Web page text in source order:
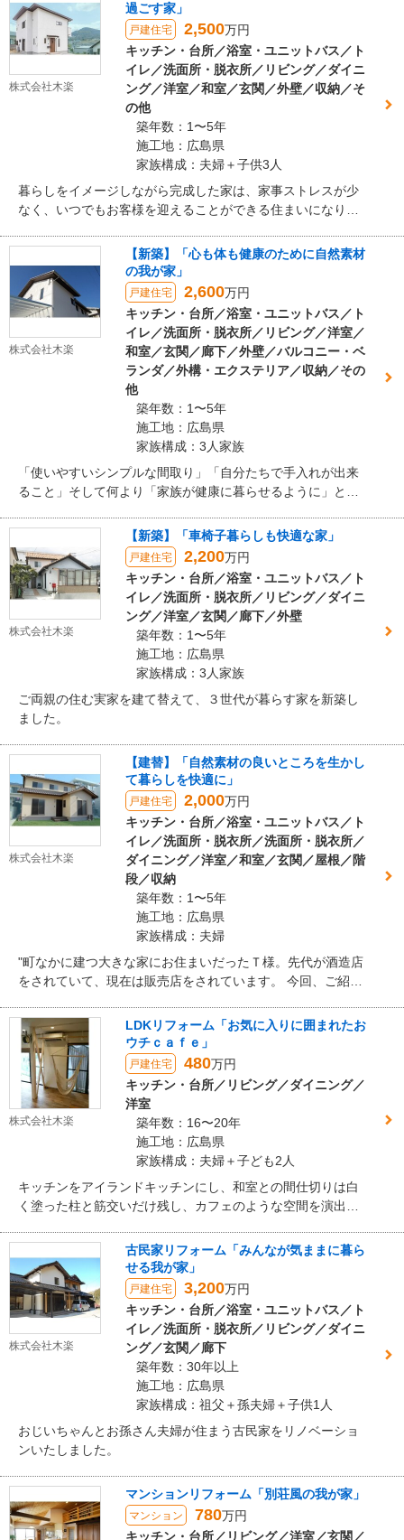
株式会社木楽
過ごす家」
戸建住宅 2,500万円
キッチン・台所／浴室・ユニットバス／ト
イレ／洗面所・脱衣所／リビング／ダイニ
ング／洋室／和室／玄関／外壁／収納／そ
の他
築年数：1〜5年
施工地：広島県
家族構成：夫婦＋子供3人
暮らしをイメージしながら完成した家は、家事ストレスが少
なく、いつでもお客様を迎えることができる住まいになりま
株式会社木楽
【新築】「心も体も健康のために自然素材
の我が家」
戸建住宅 2,600万円
キッチン・台所／浴室・ユニットバス／ト
イレ／洗面所・脱衣所／リビング／洋室／
和室／玄関／廊下／外壁／バルコニー・ベ
ランダ／外構・エクステリア／収納／その
他
築年数：1〜5年
施工地：広島県
家族構成：3人家族
「使いやすいシンプルな間取り」「自分たちで手入れが出来
ること」そして何より「家族が健康に暮らせるように」とい
りとなりました。
株式会社木楽
【新築】「車椅子暮らしも快適な家」
戸建住宅 2,200万円
キッチン・台所／浴室・ユニットバス／ト
イレ／洗面所・脱衣所／リビング／ダイニ
ング／洋室／玄関／廊下／外壁
築年数：1〜5年
施工地：広島県
家族構成：3人家族
ご両親の住む実家を建て替えて、３世代が暮らす家を新築し
ました。
株式会社木楽
【建替】「自然素材の良いところを生かし
て暮らしを快適に」
戸建住宅 2,000万円
キッチン・台所／浴室・ユニットバス／ト
イレ／洗面所・脱衣所／洗面所・脱衣所／
ダイニング／洋室／和室／玄関／屋根／階
段／収納
築年数：1〜5年
施工地：広島県
家族構成：夫婦
"町なかに建つ大きな家にお住まいだったＴ様。先代が酒造店
をされていて、現在は販売店をされています。 今回、ご紹介
も広いお住まいにご夫婦二人とワンちゃんと過ごすことが多
く、生活で使用している部屋は限られていました。使われて
いない部屋や隣接する蔵には、昔からの道具や骨董がたくさ
んありました。 いつもお会いする時には、暮らしが快適にな
りました。と笑顔でお話しして頂いています。"
株式会社木楽
LDKリフォーム「お気に入りに囲まれたお
ウチｃａｆｅ」
戸建住宅 480万円
キッチン・台所／リビング／ダイニング／
洋室
築年数：16〜20年
施工地：広島県
家族構成：夫婦＋子ども2人
キッチンをアイランドキッチンにし、和室との間仕切りは白
く塗った柱と筋交いだけ残し、カフェのような空間を演出し
株式会社木楽
古民家リフォーム「みんなが気ままに暮ら
せる我が家」
戸建住宅 3,200万円
キッチン・台所／浴室・ユニットバス／ト
イレ／洗面所・脱衣所／リビング／ダイニ
ング／玄関／廊下
築年数：30年以上
施工地：広島県
家族構成：祖父＋孫夫婦＋子供1人
おじいちゃんとお孫さん夫婦が住まう古民家をリノベーショ
ンいたしました。
マンションリフォーム「別荘風の我が家」
マンション 780万円
キッチン・台所／リビング／洋室／玄関／